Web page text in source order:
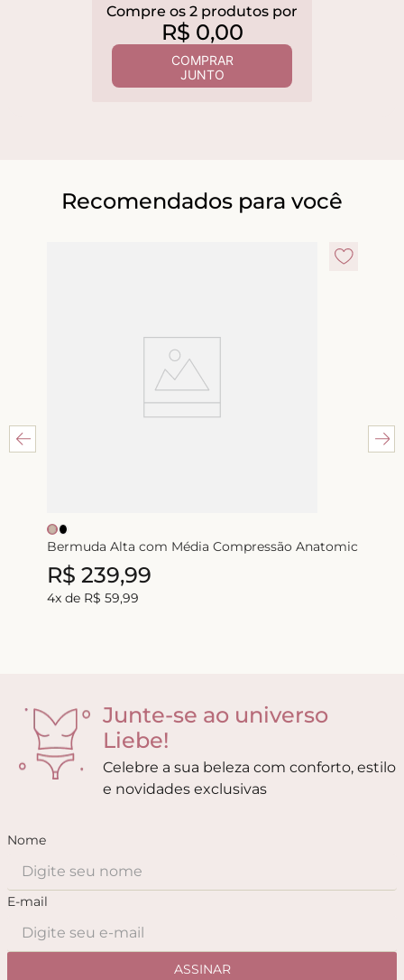
Compre os 2 produtos por
R$ 0,00
COMPRAR
JUNTO
Recomendados para você
Bermuda Alta com Média Compressão Anatomic
R$ 239,99
4x de R$ 59,99
Junte-se ao universo
Liebe!
Celebre a sua beleza com conforto, estilo
e novidades exclusivas
Nome
E-mail
ASSINAR